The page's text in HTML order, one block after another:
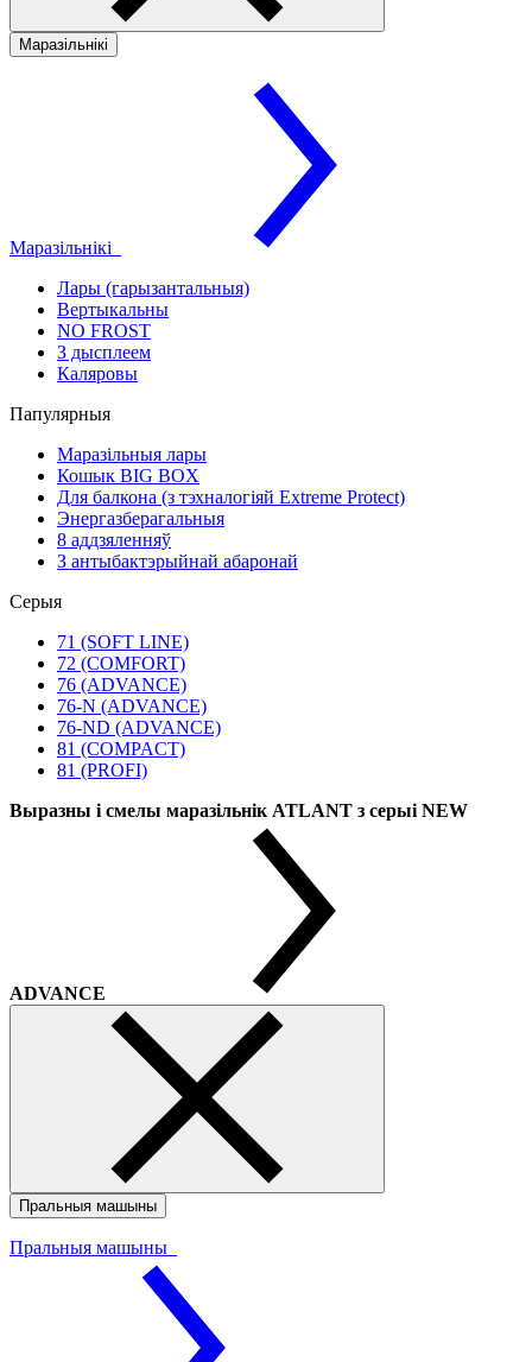
Маразільнікі
Маразільнікі
Лары (гарызантальныя)
Вертыкальны
NO FROST
З дысплеем
Каляровы
Папулярныя
Маразільныя лары
Кошык BIG BOX
Для балкона (з тэхналогіяй Extreme Protect)
Энергазберагальныя
8 аддзяленняў
З антыбактэрыйнай абаронай
Серыя
71 (SOFT LINE)
72 (COMFORT)
76 (ADVANCE)
76-N (ADVANCE)
76-ND (ADVANCE)
81 (COMPACT)
81 (PROFI)
Выразны і смелы маразільнік ATLANT з серыі NEW
ADVANCE
Пральныя машыны
Пральныя машыны